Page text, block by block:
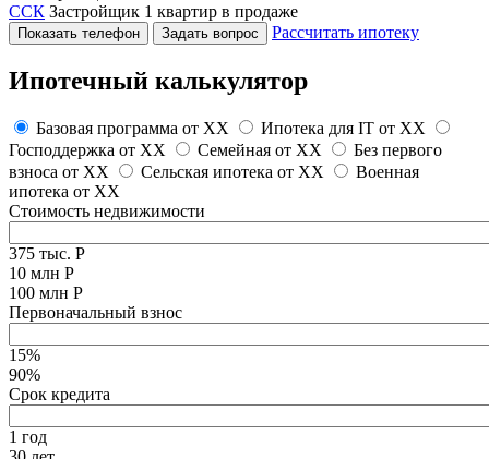
ССК Застройщик 1 квартир в продаже
Показать телефон Задать вопрос Рассчитать ипотеку
Ипотечный калькулятор
Базовая программа от XX Ипотека для IT от XX
Господдержка от XX Семейная от XX
Без первого
взноса от XX Сельская ипотека от XX
Военная
ипотека от XX
Стоимость недвижимости
375 тыс. Р
10 млн Р
100 млн Р
Первоначальный взнос
15%
90%
Срок кредита
1 год